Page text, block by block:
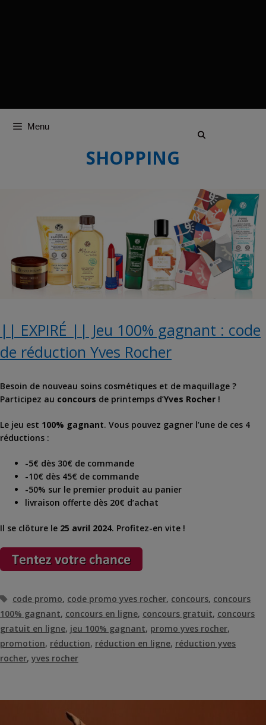
Menu
SHOPPING
|| EXPIRÉ || Jeu 100% gagnant : code
de réduction Yves Rocher
Besoin de nouveau soins cosmétiques et de maquillage ?
Participez au concours de printemps d’Yves Rocher !
Le jeu est 100% gagnant. Vous pouvez gagner l’une de ces 4
réductions :
-5€ dès 30€ de commande
-10€ dès 45€ de commande
-50% sur le premier produit au panier
livraison offerte dès 20€ d’achat
Il se clôture le 25 avril 2024. Profitez-en vite !
Étiquettes
code promo, code promo yves rocher, concours, concours
100% gagnant, concours en ligne, concours gratuit, concours
gratuit en ligne, jeu 100% gagnant, promo yves rocher,
promotion, réduction, réduction en ligne, réduction yves
rocher, yves rocher